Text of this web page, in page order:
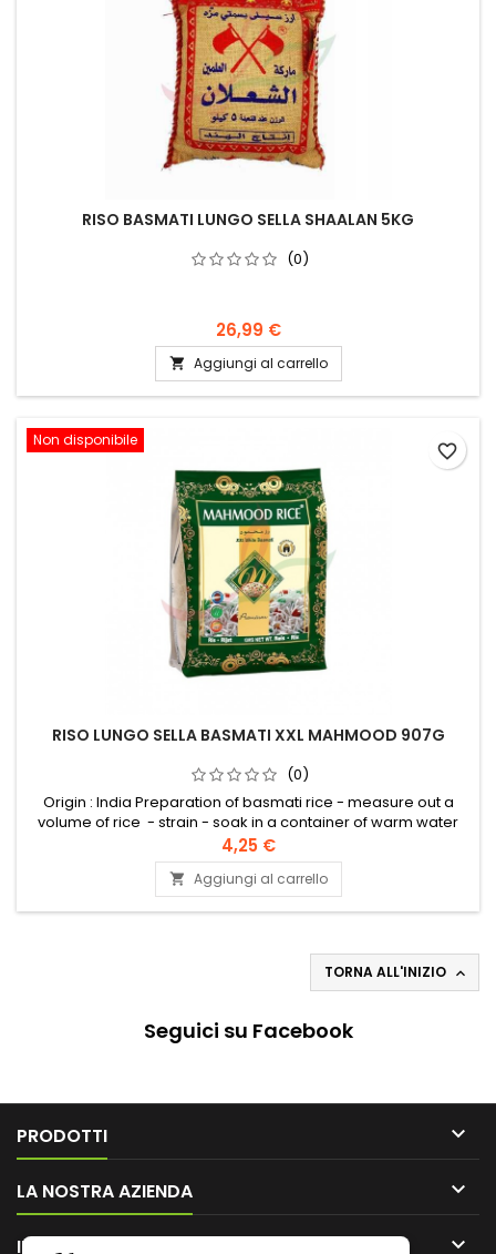
RISO BASMATI LUNGO SELLA SHAALAN 5KG
(0)
26,99 €
 Aggiungi al carrello
Non disponibile
RISO LUNGO SELLA BASMATI XXL MAHMOOD 907G
(0)
Origin : India Preparation of basmati rice - measure out a
volume of rice - strain - soak in a container of warm water
for about 10 minutes, then drain. - boil in a heavy-bottomed
saucepan 1 volume and 3/4 of water - salt, add a knob of
clarified butter (ghee, smen) - pour the rice into the boiling
water - mix gently with a fork - lower the heat after...
4,25 €
 Aggiungi al carrello
favorite_border
TORNA ALL'INIZIO 
Seguici su Facebook
PRODOTTI 
LA NOSTRA AZIENDA 
IL TUO ACCOUNT 